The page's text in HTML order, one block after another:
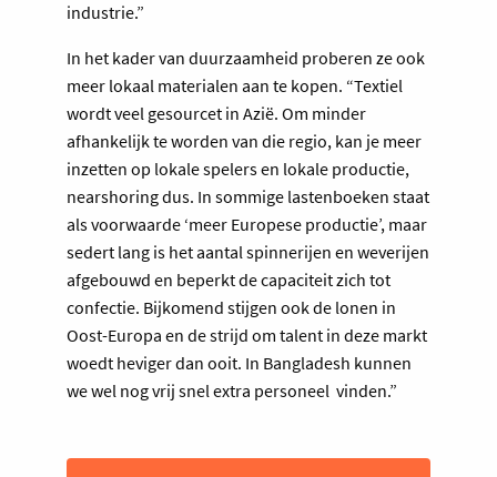
industrie.”
In het kader van duurzaamheid proberen ze ook
meer lokaal materialen aan te kopen. “Textiel
wordt veel gesourcet in Azië. Om minder
afhankelijk te worden van die regio, kan je meer
inzetten op lokale spelers en lokale productie,
nearshoring dus. In sommige lastenboeken staat
als voorwaarde ‘meer Europese productie’, maar
sedert lang is het aantal spinnerijen en weverijen
afgebouwd en beperkt de capaciteit zich tot
confectie. Bijkomend stijgen ook de lonen in
Oost-Europa en de strijd om talent in deze markt
woedt heviger dan ooit. In Bangladesh kunnen
we wel nog vrij snel extra personeel vinden.”